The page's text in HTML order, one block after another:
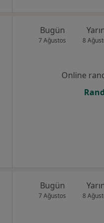
Bugün
7 Ağustos 8
Online
Bugün
7 Ağustos 8